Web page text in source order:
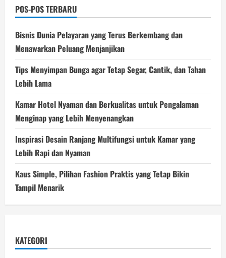
POS-POS TERBARU
Bisnis Dunia Pelayaran yang Terus Berkembang dan
Menawarkan Peluang Menjanjikan
Tips Menyimpan Bunga agar Tetap Segar, Cantik, dan Tahan
Lebih Lama
Kamar Hotel Nyaman dan Berkualitas untuk Pengalaman
Menginap yang Lebih Menyenangkan
Inspirasi Desain Ranjang Multifungsi untuk Kamar yang
Lebih Rapi dan Nyaman
Kaus Simple, Pilihan Fashion Praktis yang Tetap Bikin
Tampil Menarik
KATEGORI